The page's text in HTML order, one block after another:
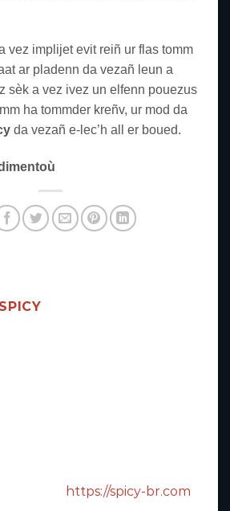
vez implijet evit reiñ ur flas tomm
ar pladenn da vezañ leun a
sèk a vez ivez un elfenn pouezus
ha tommder kreñv, ur mod da
da vezañ e-lec’h all er boued.
SPICY
https://spicy-br.com